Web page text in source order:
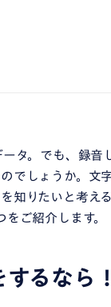
タ。でも、録音
でしょうか。文
知りたいと考え
ご紹介します。
るなら